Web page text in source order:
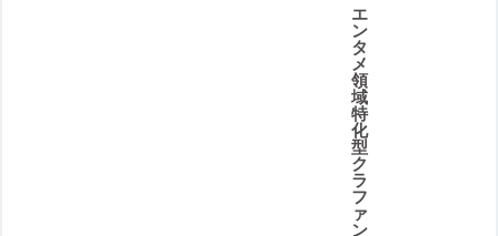
エ
ン
タ
メ
領
域
特
化
型
ク
ラ
フ
ァ
ン